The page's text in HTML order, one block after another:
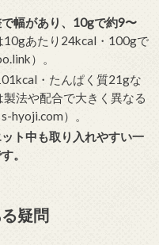
幅があり、10gで約9〜
10gあたり24kcal・100gで
）。
・たんぱく質21gな
法や配合で大きく異なる
hyoji.com）。
ト中も取り入れやすい一
。
疑問